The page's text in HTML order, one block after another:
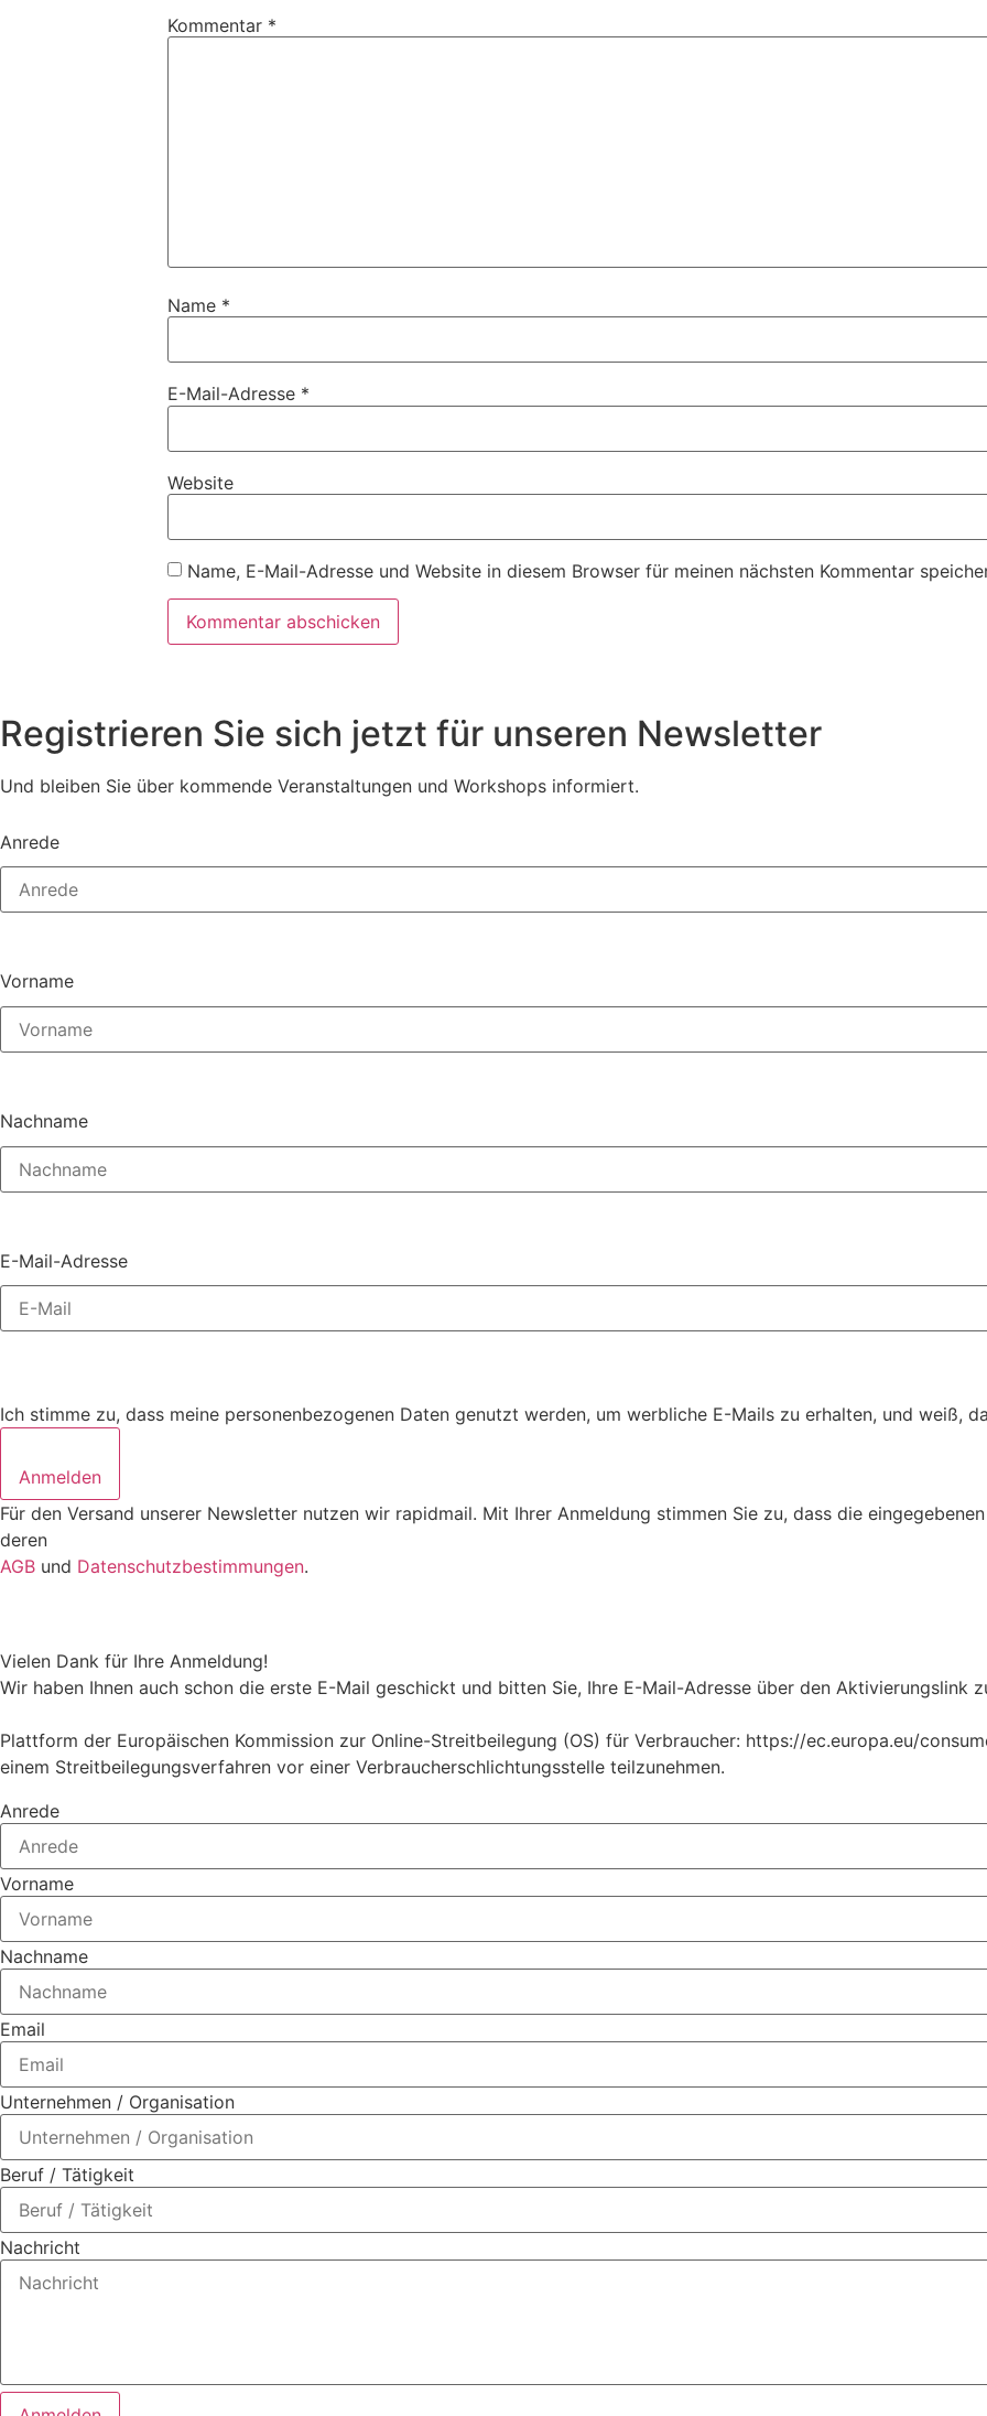
Kommentar *
Name *
E-Mail-Adresse *
Website
Name, E-Mail-Adresse und Website in diesem Browser für meinen nächsten Kommentar
Registrieren Sie sich jetzt für unseren Newsletter
Und bleiben Sie über kommende Veranstaltungen und Workshops informiert.
Anrede
Vorname
Nachname
E-Mail-Adresse
Ich stimme zu, dass meine personenbezogenen Daten genutzt werden, um werbliche E-Mails zu erhalten, und weiß,
Anmelden
Für den Versand unserer Newsletter nutzen wir rapidmail. Mit Ihrer Anmeldung stimmen Sie zu, dass die
deren
AGB und Datenschutzbestimmungen.
Vielen Dank für Ihre Anmeldung!
Wir haben Ihnen auch schon die erste E-Mail geschickt und bitten Sie, Ihre E-Mail-Adresse über den Aktivierungslink
Plattform der Europäischen Kommission zur Online-Streitbeilegung (OS) für Verbraucher: https://ec.europa.eu/
einem Streitbeilegungsverfahren vor einer Verbraucherschlichtungsstelle teilzunehmen.
Anrede
Vorname
Nachname
Email
Unternehmen / Organisation
Beruf / Tätigkeit
Nachricht